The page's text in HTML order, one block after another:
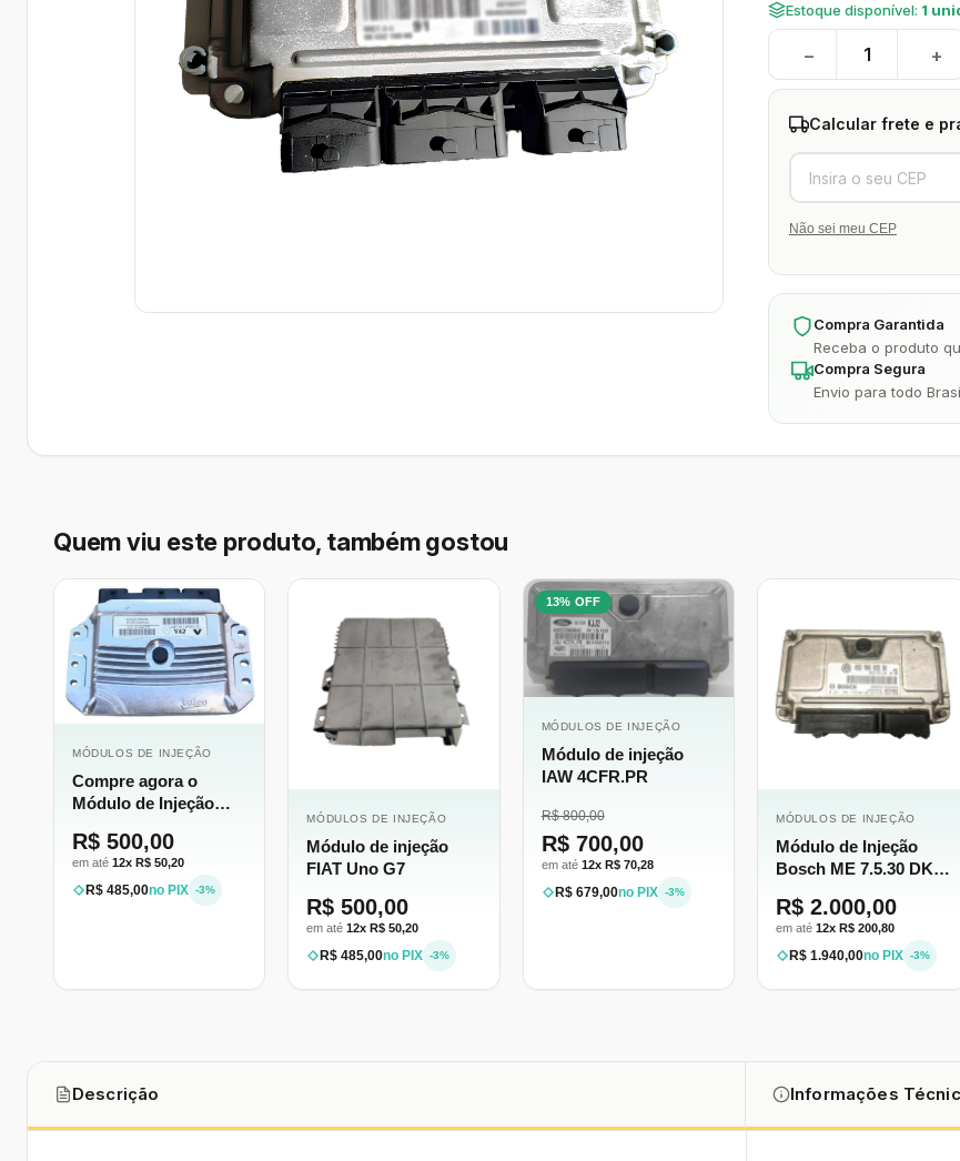
Estoque disponível: 1
− +
Calcular frete e
Não sei meu CEP
Compra Garantida
Receba o produto
Compra Segura
Envio para todo
Quem viu este produto, também gostou
MÓDULOS DE INJEÇÃO
Compre agora o
Módulo de Injeção
e Garantia Real]
R$ 500,00
em até 12x R$ 50,20
R$ 485,00no PIX -3%
MÓDULOS DE INJEÇÃO
Módulo de injeção
FIAT Uno G7
R$ 500,00
em até12x R$ 50,20
R$ 485,00no PIX -3%
13% OFF
MÓDULOS DE INJEÇÃO
Módulo de injeção
IAW 4CFR.PR
R$ 800,00
R$ 700,00
em até 12x R$ 70,28
R$ 679,00no PIX -3%
MÓDULOS DE INJEÇÃO
Módulo de Injeção
Bosch ME 7.5.30 DK -
R$ 2.000,00
em até 12x R$ 200,80
R$ 1.940,00no PIX -3%
Descrição Informações